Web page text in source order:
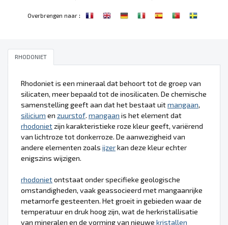
Overbrengen naar:
RHODONIET
Rhodoniet is een mineraal dat behoort tot de groep van
silicaten, meer bepaald tot de inosilicaten. De chemische
samenstelling geeft aan dat het bestaat uitmangaan,
silicium en zuurstof. mangaan is het element dat
rhodonietzijn karakteristieke roze kleur geeft, variërend
van lichtroze tot donkerroze. De aanwezigheid van
andere elementen zoals ijzerkan deze kleur echter
enigszins wijzigen.
rhodonietontstaat onder specifieke geologische
omstandigheden, vaak geassocieerd met mangaanrijke
metamorfe gesteenten. Het groeit in gebieden waar de
temperatuur en druk hoog zijn, wat de herkristallisatie
van mineralen en de vorming van nieuwe kristallen